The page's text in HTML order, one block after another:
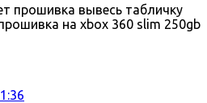
прошивка вывесь табличку
на xbox 360 slim 250gb